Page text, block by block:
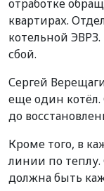
отработке
квартирах.
котельной
сбой.
Сергей
еще один котёл.
до
Кроме того, в
линии по теплу.
должна быть